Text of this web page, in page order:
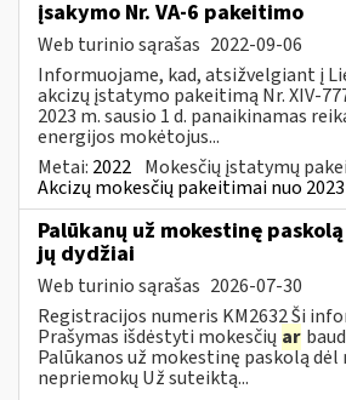
įsakymo Nr. VA-6 pakeitimo
Web turinio sąrašas 2022-09-06
Informuojame, kad, atsižvelgiant į
akcizų įstatymo pakeitimą Nr. XIV-
2023 m. sausio 1 d. panaikinamas
energijos mokėtojus...
Metai: 2022 Mokesčių įstatymų
Akcizų mokesčių pakeitimai nuo
Palūkanų už mokestinę
jų dydžiai
Web turinio sąrašas 2026-07-30
Registracijos numeris KM2632 Ši
Prašymas išdėstyti mokesčių ar
Palūkanos už mokestinę paskolą dėl
nepriemokų Už suteiktą...